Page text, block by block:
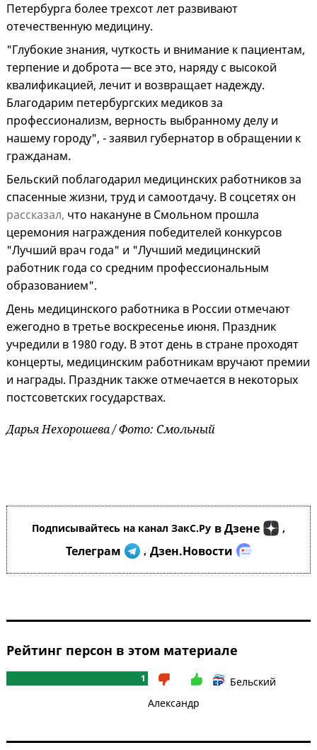
Петербурга более трехсот лет развивают
отечественную медицину.
"Глубокие знания, чуткость и внимание к пациентам,
терпение и доброта — все это, наряду с высокой
квалификацией, лечит и возвращает надежду.
Благодарим петербургских медиков за
профессионализм, верность выбранному делу и
нашему городу", - заявил губернатор в обращении к
гражданам.
Бельский поблагодарил медицинских работников за
спасенные жизни, труд и самоотдачу. В соцсетях он
рассказал, что накануне в Смольном прошла
церемония награждения победителей конкурсов
"Лучший врач года" и "Лучший медицинский
работник года со средним профессиональным
образованием".
День медицинского работника в России отмечают
ежегодно в третье воскресенье июня. Праздник
учредили в 1980 году. В этот день в стране проходят
концерты, медицинским работникам вручают премии
и награды. Праздник также отмечается в некоторых
постсоветских государствах.
Дарья Нехорошева / Фото: Смольный
Подписывайтесь на канал ЗакС.Ру в Дзене ,
Телеграм , Дзен.Новости
Рейтинг персон в этом материале
1
Бельский
Александр